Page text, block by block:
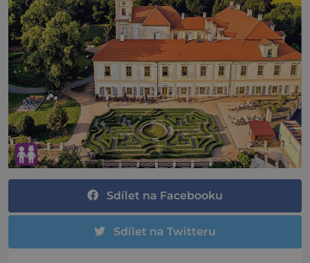
Sdílet na Facebooku
Sdílet na Twitteru